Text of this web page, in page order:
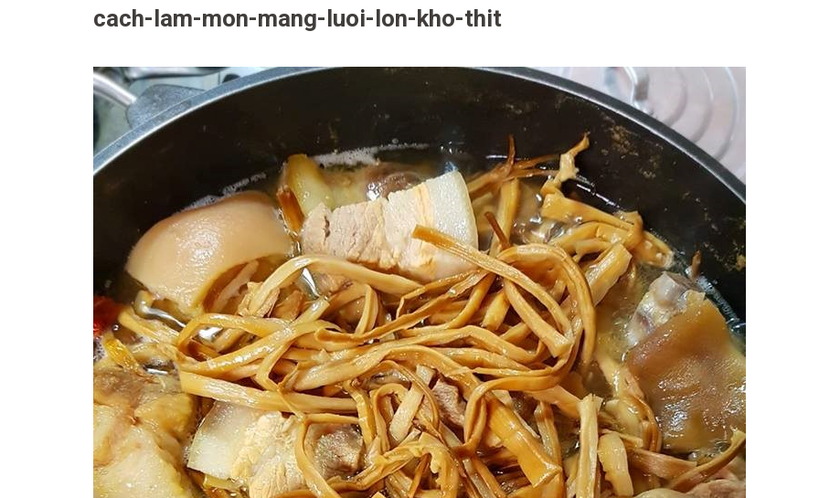
cach-lam-mon-mang-luoi-lon-kho-thit